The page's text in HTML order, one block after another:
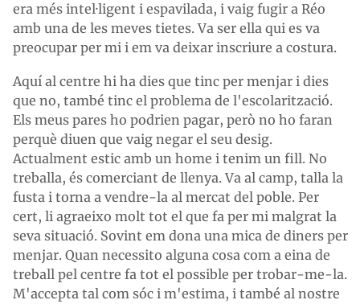
era més intel·ligent i espavilada, i vaig fugir a Réo
amb una de les meves tietes. Va ser ella qui es va
preocupar per mi i em va deixar inscriure a costura.
Aquí al centre hi ha dies que tinc per menjar i dies
que no, també tinc el problema de l'escolarització.
Els meus pares ho podrien pagar, però no ho faran
perquè diuen que vaig negar el seu desig.
Actualment estic amb un home i tenim un fill. No
treballa, és comerciant de llenya. Va al camp, talla la
fusta i torna a vendre-la al mercat del poble. Per
cert, li agraeixo molt tot el que fa per mi malgrat la
seva situació. Sovint em dona una mica de diners per
menjar. Quan necessito alguna cosa com a eina de
treball pel centre fa tot el possible per trobar-me-la.
M'accepta tal com sóc i m'estima, i també al nostre